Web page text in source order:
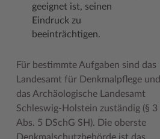
geeignet ist, seinen
Eindruck zu
beeinträchtigen.
Für bestimmte Aufgaben sind das
Landesamt für Denkmalpflege und
das Archäologische Landesamt
Schleswig-Holstein zuständig (§ 3
Abs. 5 DSchG SH). Die oberste
Denkmalschutzbehörde ist das